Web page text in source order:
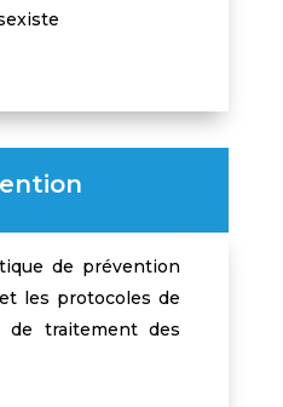
de prévention
les protocoles de
de traitement des